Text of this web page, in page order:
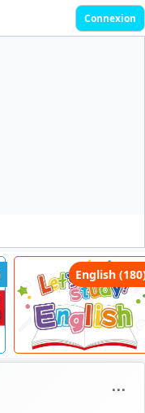
Connexion
English (180)
⋯